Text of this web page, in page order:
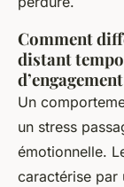
Comment
distant
Un
un stress
émotionnelle.
caractérise par